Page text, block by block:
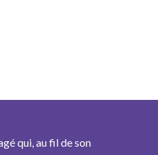
qui, au fil de son